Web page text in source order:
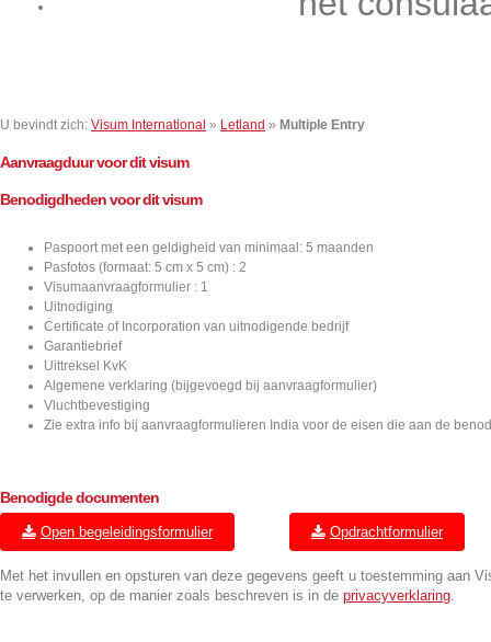
U bevindt zich: Visum International » Letland » Multiple Entry
Aanvraagduur voor dit visum
Benodigdheden voor dit visum
Paspoort met een geldigheid van minimaal: 5 maanden
Pasfotos (formaat: 5 cm x 5 cm) : 2
Visumaanvraagformulier : 1
Uitnodiging
Certificate of Incorporation van uitnodigende bedrijf
Garantiebrief
Uittreksel KvK
Algemene verklaring (bijgevoegd bij aanvraagformulier)
Vluchtbevestiging
Zie extra info bij aanvraagformulieren India voor de eisen die aan de
Benodigde documenten
Open begeleidingsformulier Opdrachtformulier
Met het invullen en opsturen van deze gegevens geeft u toestemming aan
te verwerken, op de manier zoals beschreven is in de privacyverklaring.